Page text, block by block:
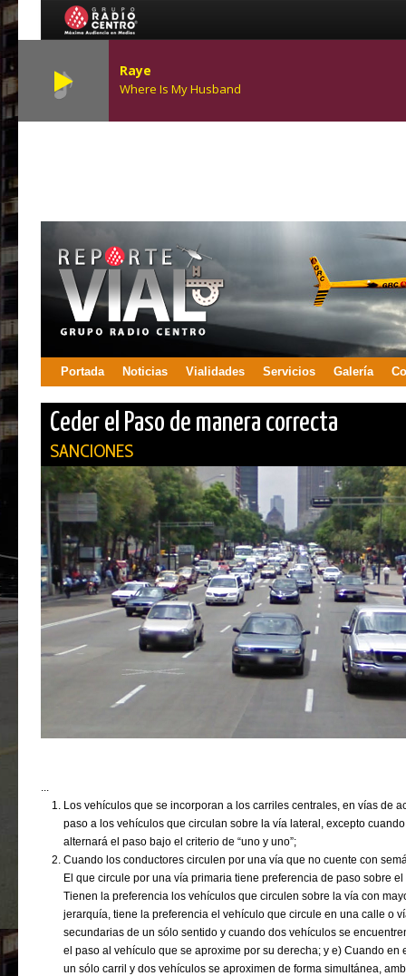
Raye
Where Is My Husband
Portada Noticias Vialidades Servicios Galería
Ceder el Paso de manera correcta
SANCIONES
...
Los vehículos que se incorporan a los carriles centrales, en vías de
paso a los vehículos que circulan sobre la vía lateral, excepto
alternará el paso bajo el criterio de “uno y uno”;
Cuando los conductores circulen por una vía que no cuente con
El que circule por una vía primaria tiene preferencia de paso sobre
Tienen la preferencia los vehículos que circulen sobre la vía con
jerarquía, tiene la preferencia el vehículo que circule en una calle o
secundarias de un sólo sentido y cuando dos vehículos se
el paso al vehículo que se aproxime por su derecha; y e) Cuando en
un sólo carril y dos vehículos se aproximen de forma simultánea,